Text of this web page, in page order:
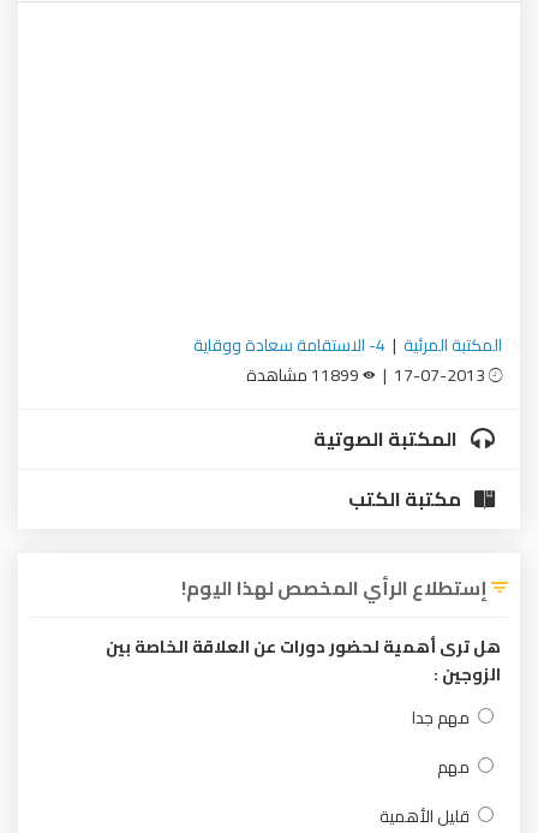
المكتبة المرئية | 4- الاستقامة سعادة ووقاية
المكتبة الصوتية
مكتبة الكتب
إستطلاع الرأي المخصص لهذا اليوم!
هل ترى أهمية لحضور دورات عن العلاقة الخاصة بين
الزوجين :
مهم جدا
مهم
قليل الأهمية